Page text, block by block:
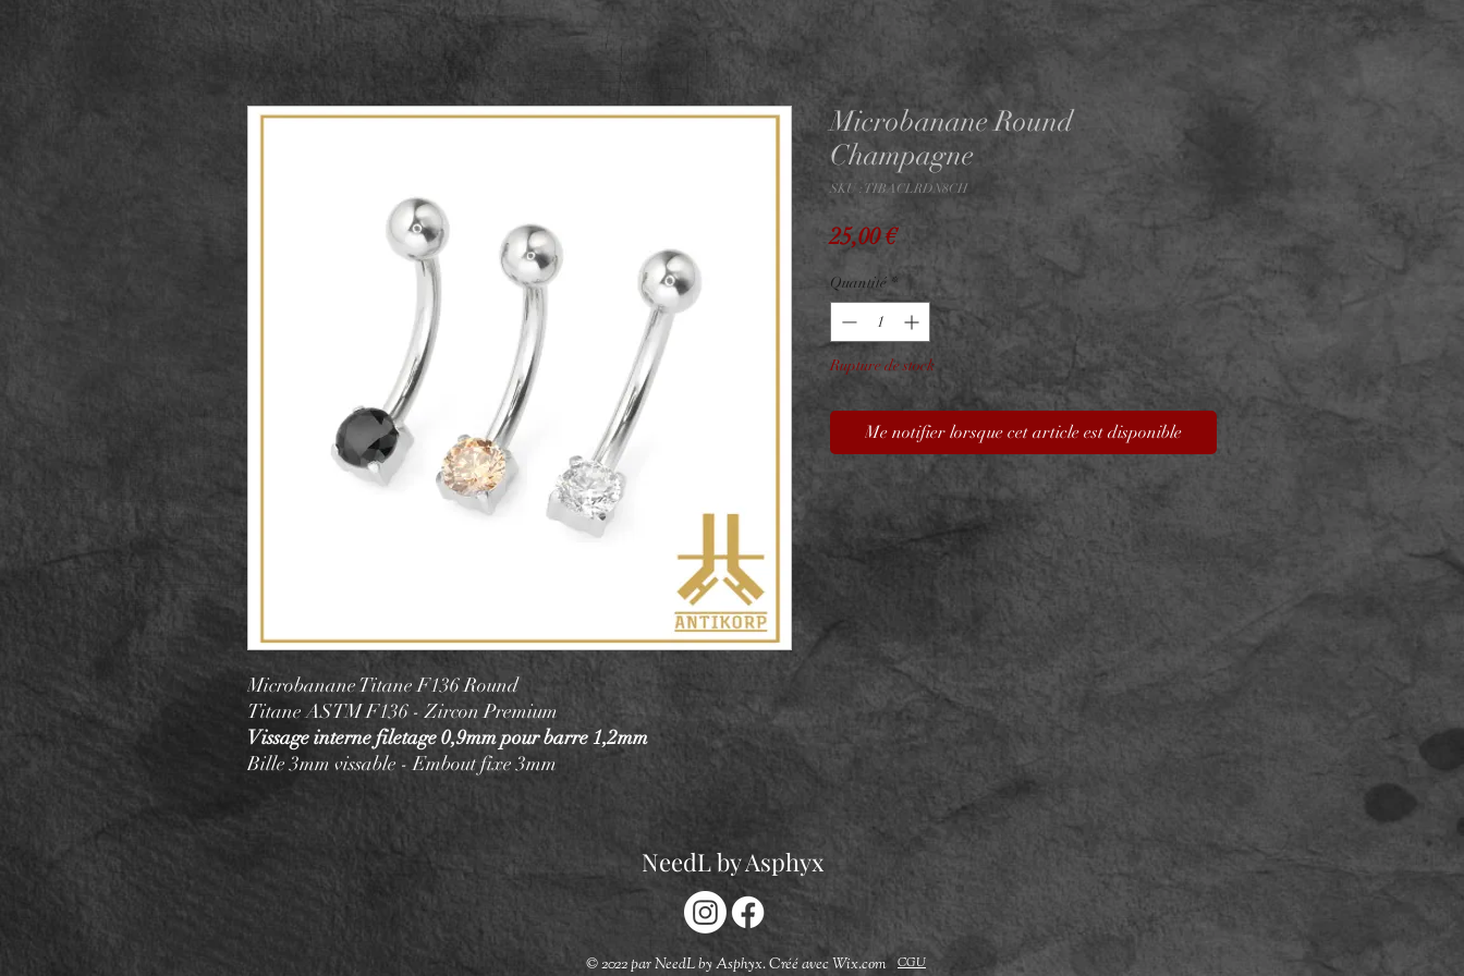
Microbanane Titane F136 Round
Titane ASTM F136 - Zircon Premium
Vissage interne filetage 0,9mm pour barre 1,2mm
Bille 3mm vissable - Embout fixe 3mm
Microbanane Round
Champagne
SKU : TIBACLRDN8CH
25,00 €Prix
Quantité *
Rupture de stock
Me notifier lorsque cet article est disponible
NeedL by Asphyx
© 2022 par NeedL by Asphyx. Créé avec Wix.com CGU